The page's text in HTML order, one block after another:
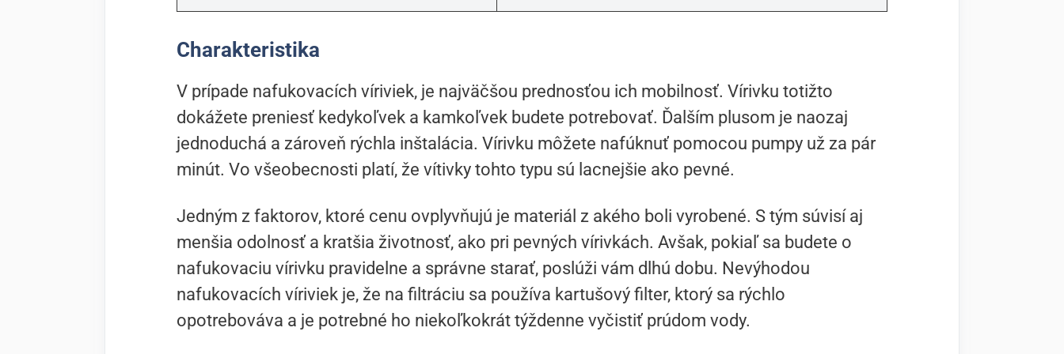
Charakteristika
V prípade nafukovacích víriviek, je najväčšou prednosťou ich mobilnosť. Vírivku totižto
dokážete preniesť kedykoľvek a kamkoľvek budete potrebovať. Ďalším plusom je naozaj
jednoduchá a zároveň rýchla inštalácia. Vírivku môžete nafúknuť pomocou pumpy už za pár
minút. Vo všeobecnosti platí, že vítivky tohto typu sú lacnejšie ako pevné.
Jedným z faktorov, ktoré cenu ovplyvňujú je materiál z akého boli vyrobené. S tým súvisí aj
menšia odolnosť a kratšia životnosť, ako pri pevných vírivkách. Avšak, pokiaľ sa budete o
nafukovaciu vírivku pravidelne a správne starať, poslúži vám dlhú dobu. Nevýhodou
nafukovacích víriviek je, že na filtráciu sa používa kartušový filter, ktorý sa rýchlo
opotrebováva a je potrebné ho niekoľkokrát týždenne vyčistiť prúdom vody.